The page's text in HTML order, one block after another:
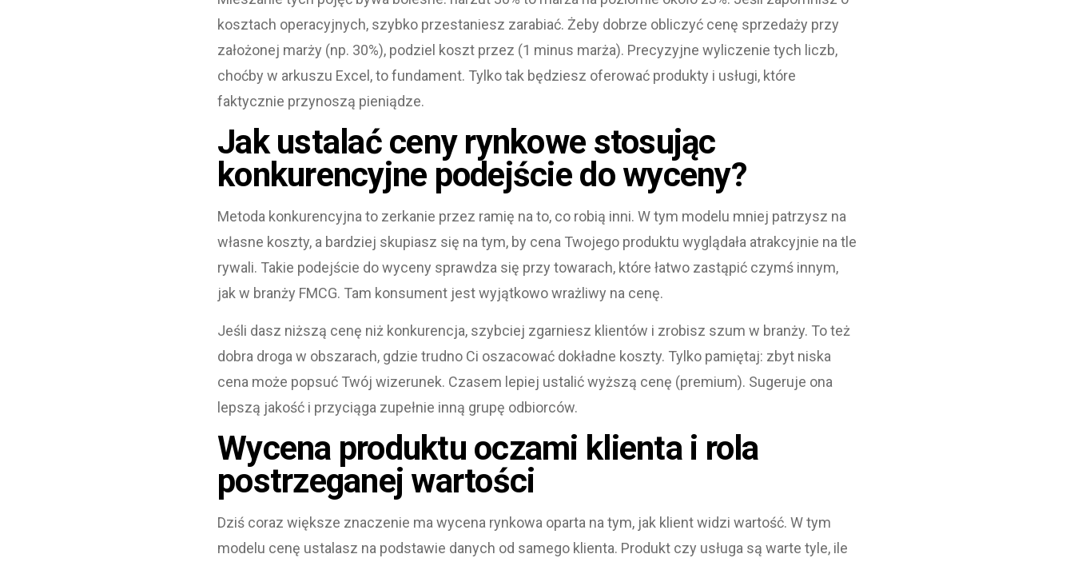
kosztach operacyjnych, szybko przestaniesz zarabiać. Żeby dobrze obliczyć cenę sprzedaży przy
założonej marży (np. 30%), podziel koszt przez (1 minus marża). Precyzyjne wyliczenie tych liczb,
choćby w arkuszu Excel, to fundament. Tylko tak będziesz oferować produkty i usługi, które
faktycznie przynoszą pieniądze.
Jak ustalać ceny rynkowe stosując
konkurencyjne podejście do wyceny?
Metoda konkurencyjna to zerkanie przez ramię na to, co robią inni. W tym modelu mniej patrzysz na
własne koszty, a bardziej skupiasz się na tym, by cena Twojego produktu wyglądała atrakcyjnie na tle
rywali. Takie podejście do wyceny sprawdza się przy towarach, które łatwo zastąpić czymś innym,
jak w branży FMCG. Tam konsument jest wyjątkowo wrażliwy na cenę.
Jeśli dasz niższą cenę niż konkurencja, szybciej zgarniesz klientów i zrobisz szum w branży. To też
dobra droga w obszarach, gdzie trudno Ci oszacować dokładne koszty. Tylko pamiętaj: zbyt niska
cena może popsuć Twój wizerunek. Czasem lepiej ustalić wyższą cenę (premium). Sugeruje ona
lepszą jakość i przyciąga zupełnie inną grupę odbiorców.
Wycena produktu oczami klienta i rola
postrzeganej wartości
Dziś coraz większe znaczenie ma wycena rynkowa oparta na tym, jak klient widzi wartość. W tym
modelu cenę ustalasz na podstawie danych od samego klienta. Produkt czy usługa są warte tyle, ile